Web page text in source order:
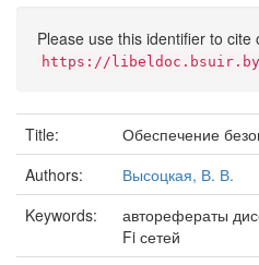
Please use this identifier to cite
https://libeldoc.bsuir.by/
Title:
Обеспечение
Authors:
Высоцкая, В. В.
Keywords:
авторефераты
Fi сетей